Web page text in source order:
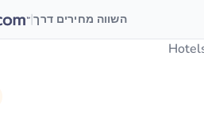
השווה מחירים דרך|